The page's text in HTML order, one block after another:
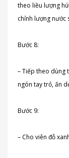
theo liều lượng
chỉnh lượng nước
Bước 8:
– Tiếp theo dùng
ngón tay trỏ, ấn
Bước 9:
– Cho viên đỗ